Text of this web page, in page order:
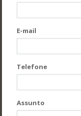
E-mail
Telefone
Assunto